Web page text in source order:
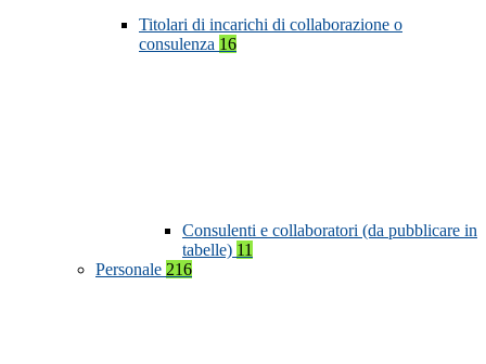
Titolari di incarichi di collaborazione o
consulenza 16
Consulenti e collaboratori (da pubblicare in
tabelle) 11
Personale 216